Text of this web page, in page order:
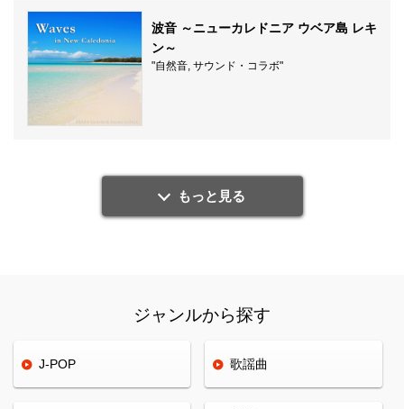
もっと見る
波音 ～ニューカレドニア ウベア島 レキ
ン～
"自然音, サウンド・コラボ"
ジャンルから探す
J-POP 歌謡曲